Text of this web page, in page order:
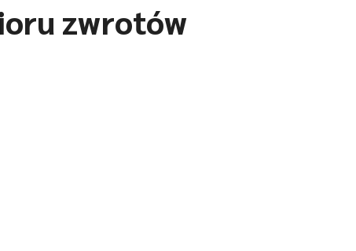
zwrotów